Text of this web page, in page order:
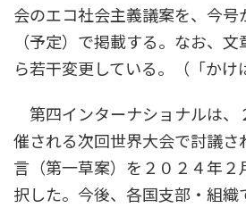
会のエコ社会主義議案を、今号
（予定）で掲載する。なお、
ら若干変更している。（「かけ
第四インターナショナルは、
催される次回世界大会で討議さ
言（第一草案）を２０２４年２
択した。今後、各国支部・組織